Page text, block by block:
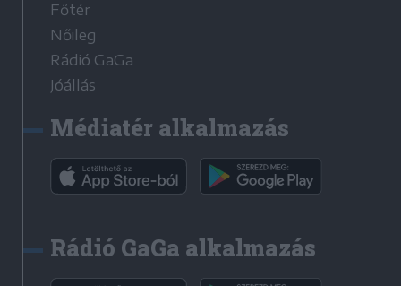
Főtér
Nőileg
Rádió GaGa
Jóállás
Médiatér alkalmazás
Rádió GaGa alkalmazás